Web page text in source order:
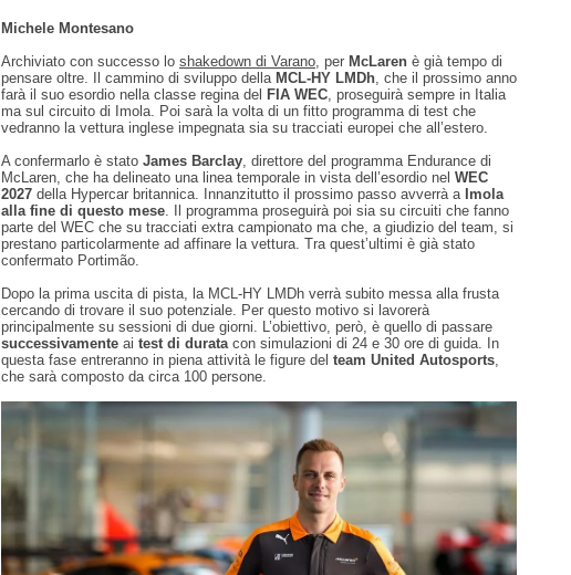
Michele Montesano
Archiviato con successo lo shakedown di Varano , per McLaren è già tempo di
pensare oltre. Il cammino di sviluppo della MCL-HY LMDh , che il prossimo anno
farà il suo esordio nella classe regina del FIA WEC , proseguirà sempre in Italia
ma sul circuito di Imola. Poi sarà la volta di un fitto programma di test che
vedranno la vettura inglese impegnata sia su tracciati europei che all’estero.
A confermarlo è stato James Barclay , direttore del programma Endurance di
McLaren, che ha delineato una linea temporale in vista dell’esordio nel WEC
2027 della Hypercar britannica. Innanzitutto il prossimo passo avverrà a Imola
alla fine di questo mese . Il programma proseguirà poi sia su circuiti che fanno
parte del WEC che su tracciati extra campionato ma che, a giudizio del team, si
prestano particolarmente ad affinare la vettura. Tra quest’ultimi è già stato
confermato Portimão.
Dopo la prima uscita di pista, la MCL-HY LMDh verrà subito messa alla frusta
cercando di trovare il suo potenziale. Per questo motivo si lavorerà
principalmente su sessioni di due giorni. L’obiettivo, però, è quello di passare
successivamente ai test di durata con simulazioni di 24 e 30 ore di guida. In
questa fase entreranno in piena attività le figure del team United Autosports
che sarà composto da circa 100 persone.